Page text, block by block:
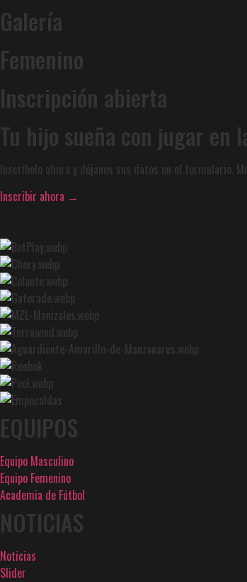
Galería
Femenino
Inscripción abierta
Tu hijo sueña con jugar en
Inscríbelo ahora y déjanos sus datos en el formulario.
Inscribir ahora →
EQUIPOS
Equipo Masculino
Equipo Femenino
Academia de Fútbol
NOTICIAS
Noticias
Slider